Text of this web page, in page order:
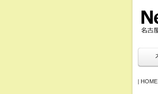
| HOME